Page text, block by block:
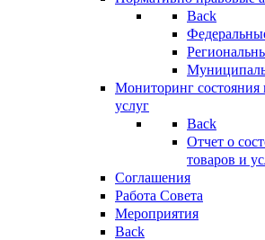
Back
Мониторинг состояния
услуг
Back
Отчет о
товаров и
Соглашения
Работа Совета
Мероприятия
Back